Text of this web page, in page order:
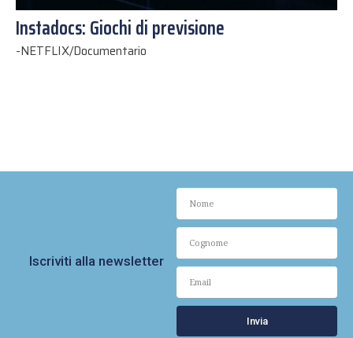
Instadocs: Giochi di previsione
-NETFLIX/Documentario
Iscriviti alla newsletter
Invia